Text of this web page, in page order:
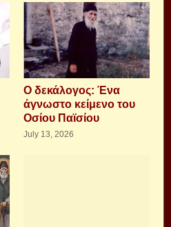
Ο δεκάλογος: Ένα
άγνωστο κείμενο του
Οσίου Παϊσίου
July 13, 2026